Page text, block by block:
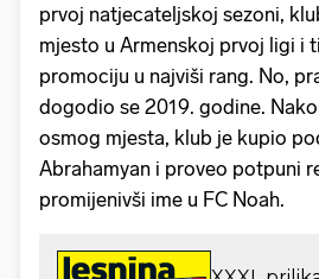
prvoj natjecateljskoj sezoni,
mjesto u Armenskoj prvoj ligi i
promociju u najviši rang. No,
dogodio se 2019. godine.
osmog mjesta, klub je kupio
Abrahamyan i proveo potpuni
promijenivši ime u FC Noah.